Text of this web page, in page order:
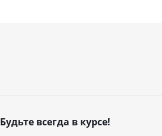
Будьте всегда в курсе!